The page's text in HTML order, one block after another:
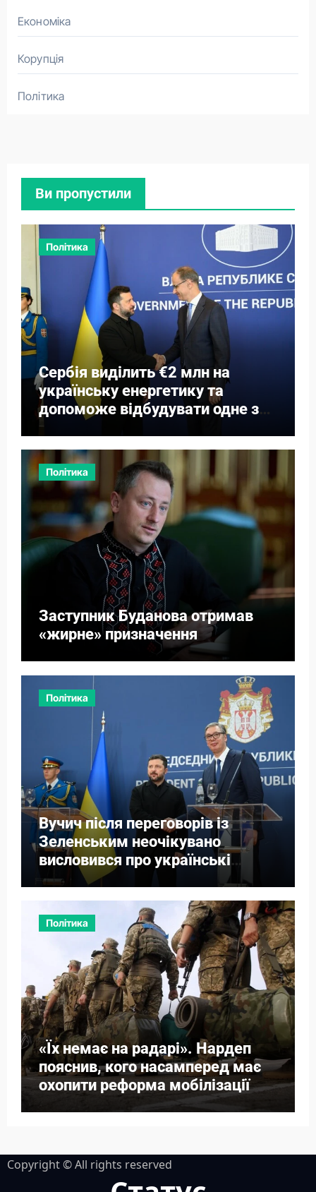
Економіка
Корупція
Політика
Ви пропустили
Політика
Сербія виділить €2 млн на
українську енергетику та
допоможе відбудувати одне з
міст
Політика
Заступник Буданова отримав
«жирне» призначення
Політика
Вучич після переговорів із
Зеленським неочікувано
висловився про українські
території
Політика
«Їх немає на радарі». Нардеп
пояснив, кого насамперед має
охопити реформа мобілізації
Copyright © All rights reserved